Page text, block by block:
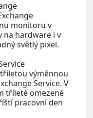
monitoru v
na hardware i v
světlý pixel.
výměnnou
Service. V
tříleté omezené
pracovní den